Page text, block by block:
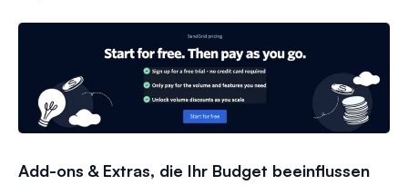
Add-ons & Extras, die Ihr Budget beeinflussen